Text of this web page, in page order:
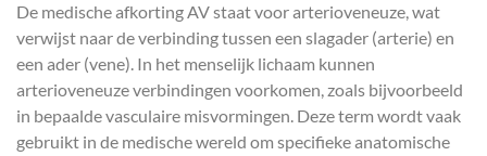
De medische afkorting AV staat voor arterioveneuze, wat
verwijst naar de verbinding tussen een slagader (arterie) en
een ader (vene). In het menselijk lichaam kunnen
arterioveneuze verbindingen voorkomen, zoals bijvoorbeeld
in bepaalde vasculaire misvormingen. Deze term wordt vaak
gebruikt in de medische wereld om specifieke anatomische